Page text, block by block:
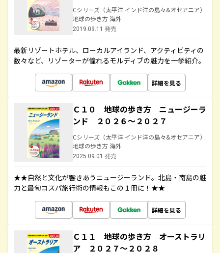
Cシリーズ（太平洋 インド洋の島々&オセアニア）
地球の歩き方 海外
2019.09.11 発売
最新リゾートホテル、ローカルアイランド、アクティビティの
数々など、リゾーターが憧れるモルディブの魅力を一挙紹介。
詳細を見る
Ｃ１０ 地球の歩き方 ニュージーラ
ンド ２０２６～２０２７
Cシリーズ（太平洋 インド洋の島々&オセアニア）
地球の歩き方 海外
2025.09.01 発売
★★自然と文化が響きあうニュージーランド。北島・南島の魅
力と最旬コスパ旅行術の情報もこの１冊に！★★
詳細を見る
Ｃ１１ 地球の歩き方 オーストラリ
ア ２０２７～２０２８